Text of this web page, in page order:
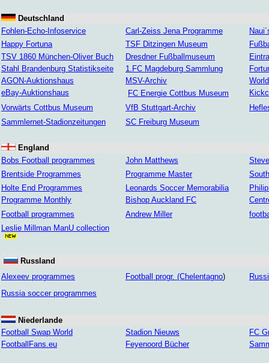
Deutschland
Fohlen-Echo-Infoservice
Carl-Zeiss Jena Programme
Happy Fortuna
TSF Ditzingen Museum
TSV 1860 München-Oliver Buch
Dresdner Fußballmuseum
Stahl Brandenburg Statistikseite
1.FC Magdeburg Sammlung
AGON-Auktionshaus
MSV-Archiv
eBay-Auktionshaus
FC Energie Cottbus Museum
Vorwärts Cottbus Museum
VfB Stuttgart-Archiv
Sammlernet-Stadionzeitungen
SC Freiburg Museum
England
Bobs Football programmes
John Matthews
Brentside Programmes
Programme Master
Holte End Programmes
Leonards Soccer Memorabilia
Programme Monthly
Bishop Auckland FC
Football programmes
Andrew Miller
Leslie Millman ManU collection
Russland
Alexeev programmes
Football progr. (Chelentagno)
Russia soccer programmes
Niederlande
Football Swap World
Stadion Nieuws
FC
FootballFans.eu
Feyenoord Bücher